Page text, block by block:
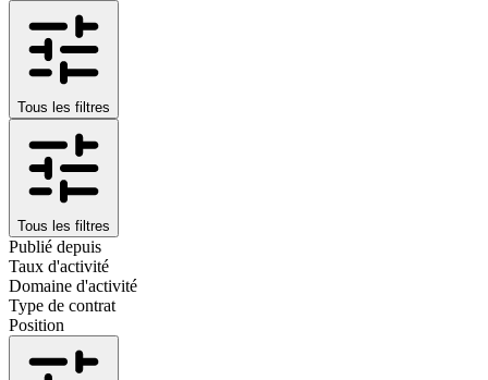
Tous les filtres
Tous les filtres
Publié depuis
Taux d'activité
Domaine d'activité
Type de contrat
Position